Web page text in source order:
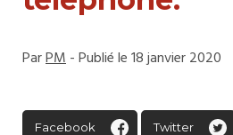
ParPM- Publié le 18 janvier 2020
Facebook Twitter